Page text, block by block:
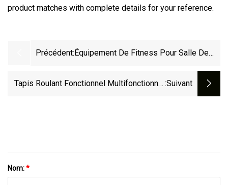
product matches with complete details for your reference.
Précédent: Équipement De Fitness Pour Salle De
D'exercice Commercial
Tapis Roulant Fonctionnel Multifonctionnel :suivant
Nom:*